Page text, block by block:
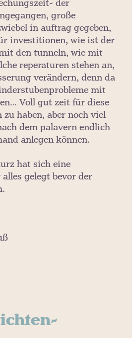
der
große
in auftrag gegeben,
investitionen, wie ist der
den tunneln, wie mit
reperaturen stehen an,
verändern, denn da
mit
Voll gut zeit für diese
haben, aber noch viel
dem palavern endlich
anlegen können.
hat sich eine
gelegt bevor der